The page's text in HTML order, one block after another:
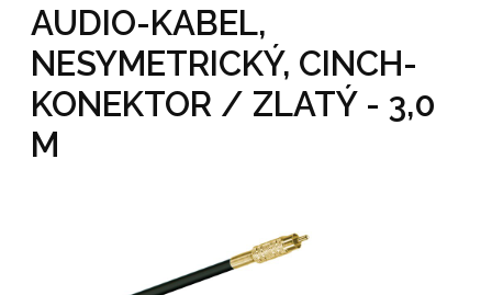
AUDIO-KABEL,
NESYMETRICKÝ, CINCH-
KONEKTOR / ZLATÝ - 3,0
M